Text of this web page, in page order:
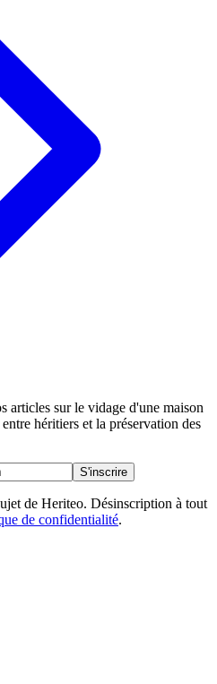
articles sur le vidage d'une maison
héritiers et la préservation des
S'inscrire
de Heriteo. Désinscription à tout
de confidentialité.